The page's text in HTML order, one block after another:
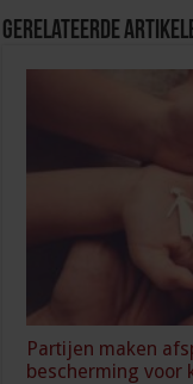
Gerelateerde
Partijen maken
bescherming voor